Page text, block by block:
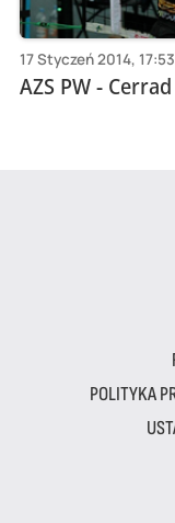
17 Styczeń 2014, 17:53
AZS PW -
POLITYKA